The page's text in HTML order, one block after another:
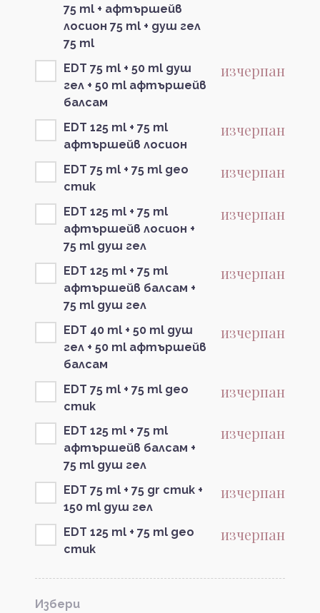
75 ml + афтършейв
лосион 75 ml + душ гел
75 ml
EDT 75 ml + 50 ml душ
гел + 50 ml афтършейв
балсам
изчерпан
EDT 125 ml + 75 ml
афтършейв лосион
изчерпан
EDT 75 ml + 75 ml део
стик
изчерпан
EDT 125 ml + 75 ml
афтършейв лосион +
75 ml душ гел
изчерпан
EDT 125 ml + 75 ml
афтършейв балсам +
75 ml душ гел
изчерпан
EDT 40 ml + 50 ml душ
гел + 50 ml афтършейв
балсам
изчерпан
EDT 75 ml + 75 ml део
стик
изчерпан
EDT 125 ml + 75 ml
афтършейв балсам +
75 ml душ гел
изчерпан
EDT 75 ml + 75 gr стик +
150 ml душ гел
изчерпан
EDT 125 ml + 75 ml део
стик
изчерпан
Избери